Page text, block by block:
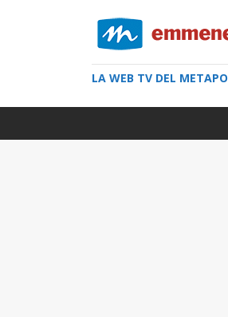
LA WEB TV DEL